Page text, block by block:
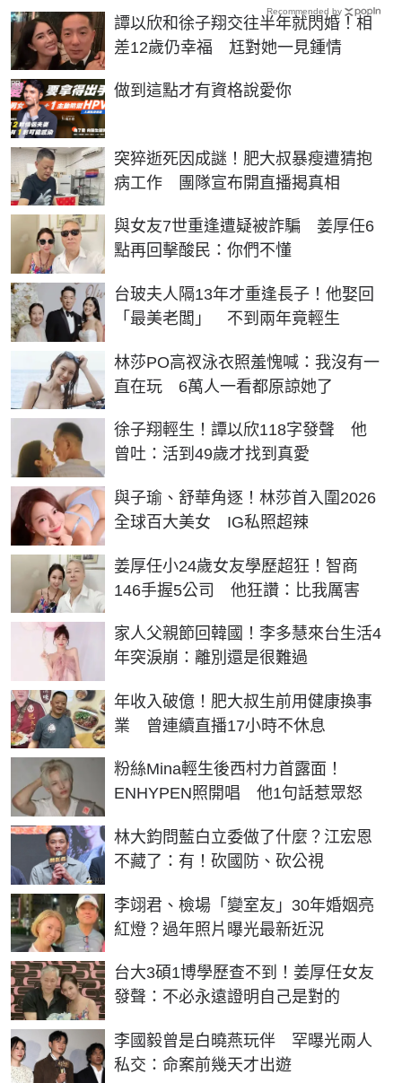
譚以欣和徐子翔交往半年就閃婚！相
差12歲仍幸福 尪對她一見鍾情
做到這點才有資格說愛你
PR
突猝逝死因成謎！肥大叔暴瘦遭猜抱
病工作 團隊宣布開直播揭真相
與女友7世重逢遭疑被詐騙 姜厚任6
點再回擊酸民：你們不懂
台玻夫人隔13年才重逢長子！他娶回
「最美老闆」 不到兩年竟輕生
林莎PO高衩泳衣照羞愧喊：我沒有一
直在玩 6萬人一看都原諒她了
徐子翔輕生！譚以欣118字發聲 他
曾吐：活到49歲才找到真愛
與子瑜、舒華角逐！林莎首入圍2026
全球百大美女 IG私照超辣
姜厚任小24歲女友學歷超狂！智商
146手握5公司 他狂讚：比我厲害
家人父親節回韓國！李多慧來台生活4
年突淚崩：離別還是很難過
年收入破億！肥大叔生前用健康換事
業 曾連續直播17小時不休息
粉絲Mina輕生後西村力首露面！
ENHYPEN照開唱 他1句話惹眾怒
林大鈞問藍白立委做了什麼？江宏恩
不藏了：有！砍國防、砍公視
李翊君、檢場「變室友」30年婚姻亮
紅燈？過年照片曝光最新近況
台大3碩1博學歷查不到！姜厚任女友
發聲：不必永遠證明自己是對的
李國毅曾是白曉燕玩伴 罕曝光兩人
私交：命案前幾天才出遊
Recommended by